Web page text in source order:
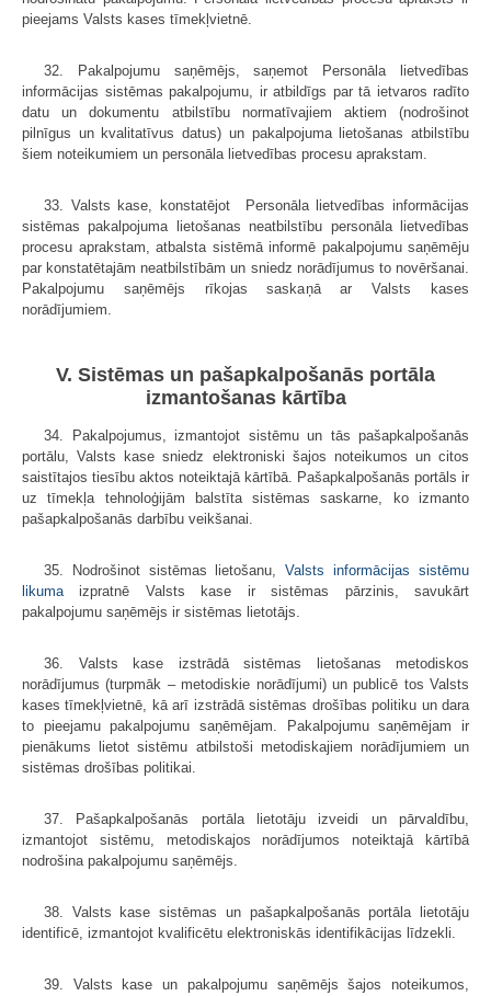
pieejams Valsts kases tīmekļvietnē.
32. Pakalpojumu saņēmējs, saņemot Personāla lietvedības
informācijas sistēmas pakalpojumu, ir atbildīgs par tā ietvaros radīto
datu un dokumentu atbilstību normatīvajiem aktiem (nodrošinot
pilnīgus un kvalitatīvus datus) un pakalpojuma lietošanas atbilstību
šiem noteikumiem un personāla lietvedības procesu aprakstam.
33. Valsts kase, konstatējot Personāla lietvedības informācijas
sistēmas pakalpojuma lietošanas neatbilstību personāla lietvedības
procesu aprakstam, atbalsta sistēmā informē pakalpojumu saņēmēju
par konstatētajām neatbilstībām un sniedz norādījumus to novēršanai.
Pakalpojumu saņēmējs rīkojas saskaņā ar Valsts kases
norādījumiem.
V. Sistēmas un pašapkalpošanās portāla
izmantošanas kārtība
34. Pakalpojumus, izmantojot sistēmu un tās pašapkalpošanās
portālu, Valsts kase sniedz elektroniski šajos noteikumos un citos
saistītajos tiesību aktos noteiktajā kārtībā. Pašapkalpošanās portāls ir
uz tīmekļa tehnoloģijām balstīta sistēmas saskarne, ko izmanto
pašapkalpošanās darbību veikšanai.
35. Nodrošinot sistēmas lietošanu,Valsts informācijas sistēmu
likumaizpratnē Valsts kase ir sistēmas pārzinis, savukārt
pakalpojumu saņēmējs ir sistēmas lietotājs.
36. Valsts kase izstrādā sistēmas lietošanas metodiskos
norādījumus (turpmāk – metodiskie norādījumi) un publicē tos Valsts
kases tīmekļvietnē, kā arī izstrādā sistēmas drošības politiku un dara
to pieejamu pakalpojumu saņēmējam. Pakalpojumu saņēmējam ir
pienākums lietot sistēmu atbilstoši metodiskajiem norādījumiem un
sistēmas drošības politikai.
37. Pašapkalpošanās portāla lietotāju izveidi un pārvaldību,
izmantojot sistēmu, metodiskajos norādījumos noteiktajā kārtībā
nodrošina pakalpojumu saņēmējs.
38. Valsts kase sistēmas un pašapkalpošanās portāla lietotāju
identificē, izmantojot kvalificētu elektroniskās identifikācijas līdzekli.
39. Valsts kase un pakalpojumu saņēmējs šajos noteikumos,